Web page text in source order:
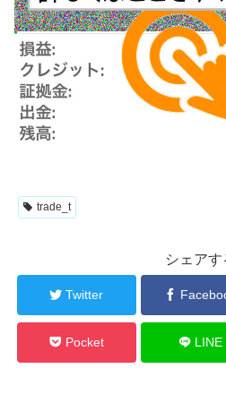
trade_t
シェアす
Twitter
Pocket LINE